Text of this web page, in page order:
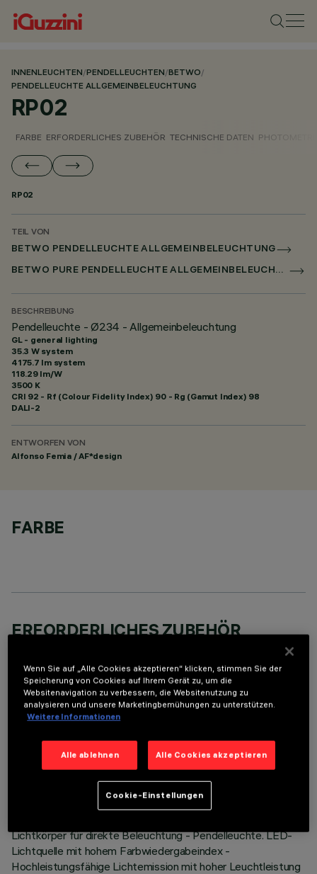
INNENLEUCHTEN/PENDELLEUCHTEN/BETWO/
PENDELLEUCHTE ALLGEMEINBELEUCHTUNG
RP02
FARBE ERFORDERLICHES ZUBEHÖR TECHNISCHE DATEN
RP02
TEIL VON
BETWO PENDELLEUCHTE ALLGEMEINBELEUCHTUNG
BETWO PURE PENDELLEUCHTE ALLGEMEINBELEUCHTUNG
BESCHREIBUNG
Pendelleuchte - Ø234 - Allgemeinbeleuchtung
GL - general lighting
35.3 W system
4175.7 lm system
118.29 lm/W
3500 K
CRI 92 - Rf (Colour Fidelity Index) 90 - Rg (Gamut Index) 98
DALI-2
ENTWORFEN VON
Alfonso Femia / AF*design
FARBE
ERFORDERLICHES ZUBEHÖR
Um das Produkt ordnungsgemäß zu installieren und zu betreiben, muss eines der erforderlichen
Zubehörteile bestellt werden:
TECHNISCHE DATEN
LETZTES UPDATE: 06.08.2026
Lichtkörper für direkte Beleuchtung - Pendelleuchte. LED-
Lichtquelle mit hohem Farbwiedergabeindex -
Hochleistungsfähige Lichtemission mit hoher Leuchtleistung
Wenn Sie auf „Alle Cookies akzeptieren“ klicken, stimmen Sie der
Speicherung von Cookies auf Ihrem Gerät zu, um die
Websitenavigation zu verbessern, die Websitenutzung zu
analysieren und unsere Marketingbemühungen zu unterstützen.
Weitere Informationen
Alle ablehnen Alle Cookies akzeptieren
Cookie-Einstellungen